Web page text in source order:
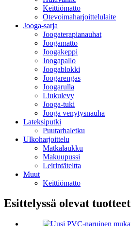
Keittiömatto
Otevoimaharjoittelulaite
Jooga-sarja
Joogaterapianauhat
Joogamatto
Joogakeppi
Joogapallo
Joogablokki
Joogarengas
Joogarulla
Liukulevy
Jooga-tuki
Jooga venytysnauha
Lateksiputki
Puutarhaletku
Ulkoharjoittelu
Matkalaukku
Makuupussi
Leirintäteltta
Muut
Keittiömatto
Esittelyssä olevat tuotteet